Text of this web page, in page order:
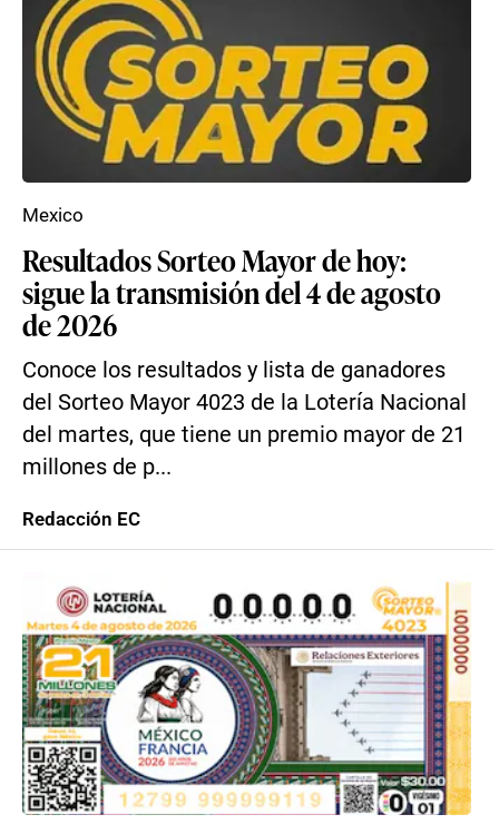
Resultados Sorteo Mayor de hoy:
sigue la transmisión del 4 de agosto
de 2026
Conoce los resultados y lista de ganadores
del Sorteo Mayor 4023 de la Lotería Nacional
del martes, que tiene un premio mayor de 21
millones de p...
Mexico
Redacción EC